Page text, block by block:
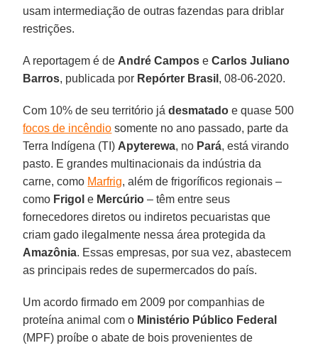
usam intermediação de outras fazendas para driblar
restrições.
A reportagem é de André Campos eCarlos Juliano
Barros, publicada por Repórter Brasil , 08-06-2020.
Com 10% de seu território jádesmatado e quase 500
focos de incêndio somente no ano passado, parte da
Terra Indígena (TI) Apyterewa, no Pará, está virando
pasto. E grandes multinacionais da indústria da
carne, como Marfrig, além de frigoríficos regionais –
como Frigol e Mercúrio – têm entre seus
fornecedores diretos ou indiretos pecuaristas que
criam gado ilegalmente nessa área protegida da
Amazônia. Essas empresas, por sua vez, abastecem
as principais redes de supermercados do país.
Um acordo firmado em 2009 por companhias de
proteína animal com o Ministério Público Federal
(MPF) proíbe o abate de bois provenientes de